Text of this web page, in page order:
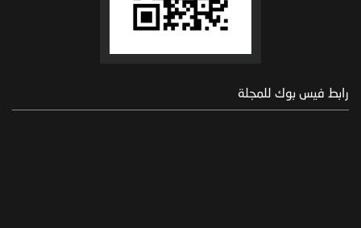
رابط فيس بوك للمجلة